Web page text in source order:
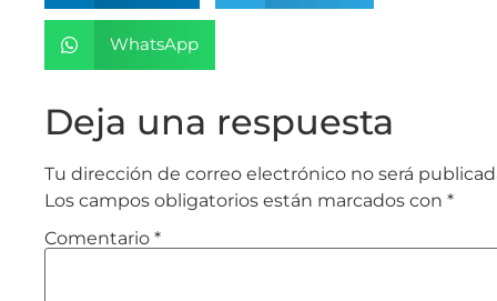
WhatsApp
Deja una respuesta
Tu dirección de correo electrónico no será
Los campos obligatorios están marcados con *
Comentario *